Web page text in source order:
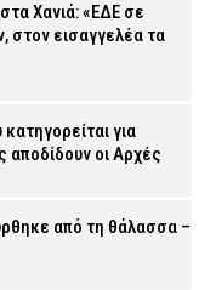
Χανιά: «ΕΔΕ σε
στον εισαγγελέα τα
για
αποδίδουν οι Αρχές
από τη θάλασσα –